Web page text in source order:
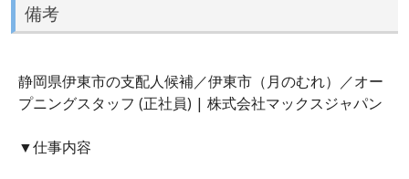
備考
静岡県伊東市の支配人候補／伊東市（月のむれ）／オー
プニングスタッフ (正社員) | 株式会社マックスジャパン
▼仕事内容